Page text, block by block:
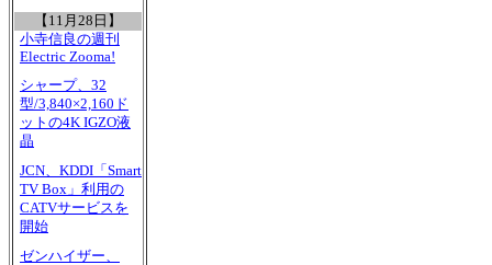
【11月28日】
小寺信良の週刊
Electric Zooma!
シャープ、32
型/3,840×2,160ド
ットの4K IGZO液
晶
JCN、KDDI「Smart
TV Box」利用の
CATVサービスを
開始
ゼンハイザー、